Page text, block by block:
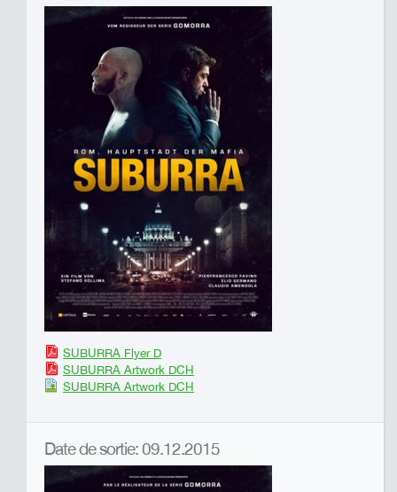
SUBURRA Flyer D
SUBURRA Artwork DCH
SUBURRA Artwork DCH
Date de sortie: 09.12.2015